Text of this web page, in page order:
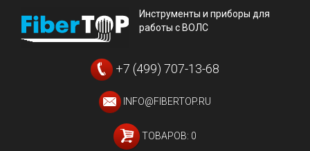
Инструменты и приборы для
работы с ВОЛС
+7 (499) 707-13-68
INFO@FIBERTOP.RU
ТОВАРОВ: 0